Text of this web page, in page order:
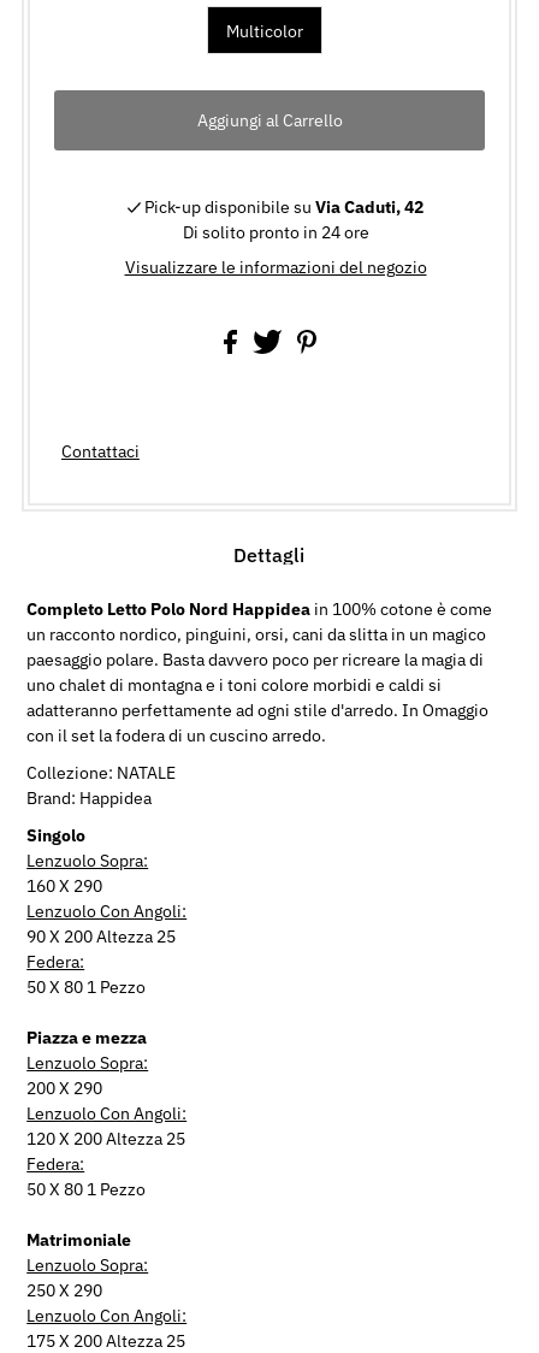
Multicolor
Pick-up disponibile suVia Caduti, 42
Di solito pronto in 24 ore
Visualizzare le informazioni del negozio
Contattaci
Dettagli
Completo Letto Polo Nord Happidea in 100% cotone è come
un racconto nordico, pinguini, orsi, cani da slitta in un magico
paesaggio polare. Basta davvero poco per ricreare la magia di
uno chalet di montagna e i toni colore morbidi e caldi si
adatteranno perfettamente ad ogni stile d'arredo. In Omaggio
con il set la fodera di un cuscino arredo.
Collezione: NATALE
Brand: Happidea
Singolo
Lenzuolo Sopra:
160 X 290
Lenzuolo Con Angoli:
90 X 200 Altezza 25
Federa:
50 X 80 1 Pezzo
Piazza e mezza
Lenzuolo Sopra:
200 X 290
Lenzuolo Con Angoli:
120 X 200 Altezza 25
Federa:
50 X 80 1 Pezzo
Matrimoniale
Lenzuolo Sopra:
250 X 290
Lenzuolo Con Angoli:
175 X 200 Altezza 25